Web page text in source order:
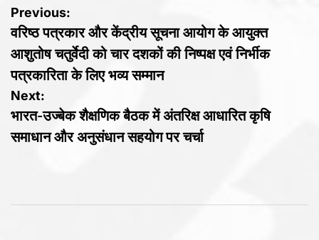
Post
navigation
Previous:
वरिष्ठ पत्रकार और केंद्रीय सूचना आयोग के आयुक्त
आशुतोष चतुर्वेदी को चार दशकों की निष्पक्ष एवं निर्भीक
पत्रकारिता के लिए भव्य सम्मान
Next:
भारत-उज्बेक शैक्षणिक बैठक में अंतरिक्ष आधारित कृषि
समाधान और अनुसंधान सहयोग पर चर्चा